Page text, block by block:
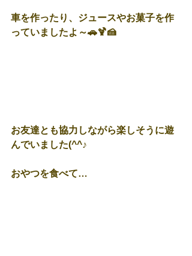
車を作ったり、ジュースやお菓子を作
っていましたよ～🚗🍹🍰
お友達とも協力しながら楽しそうに遊
んでいました(^^♪
おやつを食べて…